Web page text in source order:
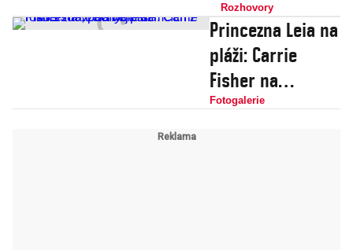
Za vyzrazení
děje mi hrozí
děsivá pokuta,
říká překladatel
Rozhovory
Princezna Leia na
pláži: Carrie
Fisher na
vzácných
Fotogalerie